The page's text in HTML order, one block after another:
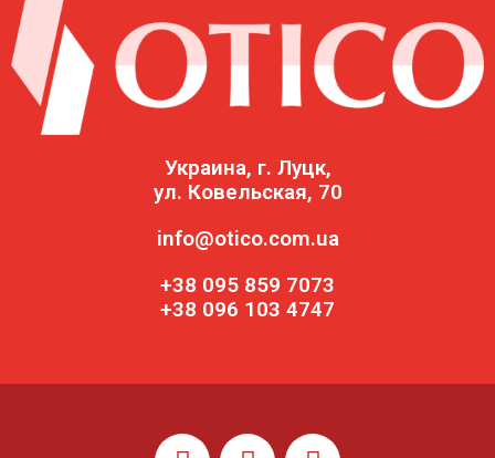
Украина, г. Луцк,
ул. Ковельская, 70
info@otico.com.ua
+38 095 859 7073
+38 096 103 4747